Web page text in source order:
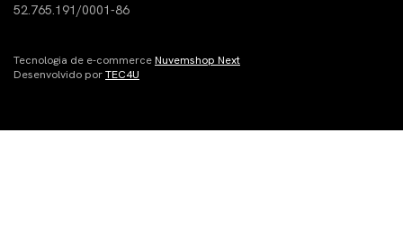
52.765.191/0001-86
Tecnologia de e-commerceNuvemshop Next
Desenvolvido porTEC4U